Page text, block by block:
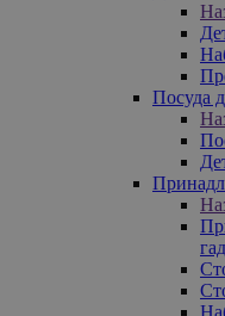
Посуда